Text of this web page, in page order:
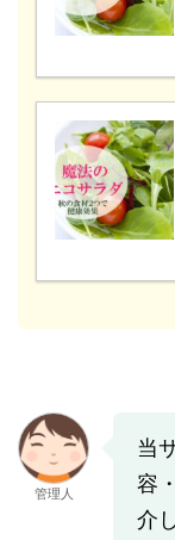
管理人
当
容
介